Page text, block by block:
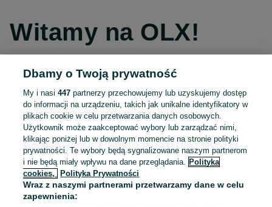
Witamy na OLX!
Kontynuuj przez Facebooka
Kontynuuj przez konto Apple
Kontynuuj przez konto Google
LUB
Dbamy o Twoją prywatność
My i nasi447 partnerzy przechowujemy lub uzyskujemy dostęp
do informacji na urządzeniu, takich jak unikalne identyfikatory w
plikach cookie w celu przetwarzania danych osobowych.
Użytkownik może zaakceptować wybory lub zarządzać nimi,
klikając poniżej lub w dowolnym momencie na stronie polityki
prywatności. Te wybory będą sygnalizowane naszym partnerom
i nie będą miały wpływu na dane przeglądania.
Polityka
cookies,
Polityka Prywatności
Wraz z naszymi partnerami przetwarzamy dane w celu
zapewnienia: